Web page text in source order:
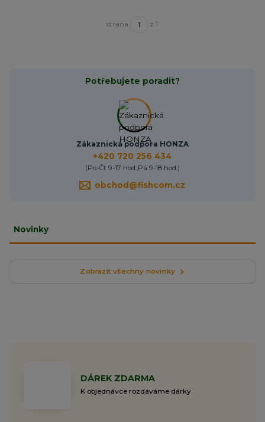
strana z 1
Potřebujete poradit?
Zákaznická podpora HONZA
+420 720 256 434
(Po-Čt 9-17 hod.,Pá 9-18 hod.)
obchod@fishcom.cz
Novinky
Zobrazit všechny novinky
DÁREK ZDARMA
K objednávce rozdáváme dárky